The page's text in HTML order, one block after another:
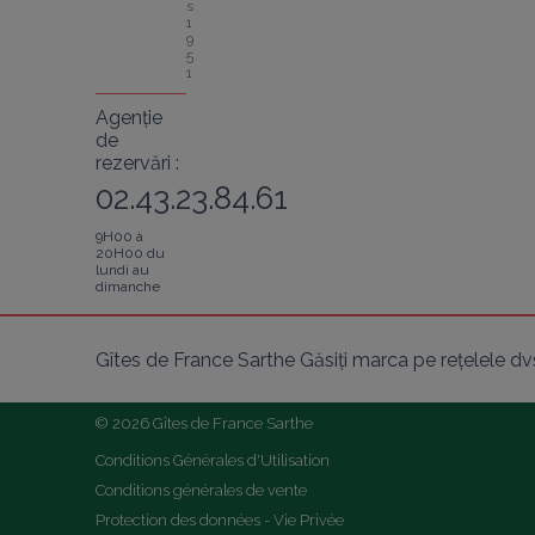
s
1
9
5
1
Agenție
de
rezervări :
02.43.23.84.61
9H00 à
20H00 du
lundi au
dimanche
Gîtes de France Sarthe Găsiți marca pe rețelele
© 2026 Gîtes de France Sarthe
Conditions Générales d'Utilisation
Conditions générales de vente
Protection des données - Vie Privée